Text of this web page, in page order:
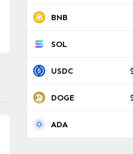
BNB
SOL
USDC
DOGE
ADA